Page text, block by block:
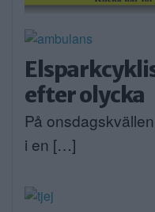
efter olycka
På
i en […]